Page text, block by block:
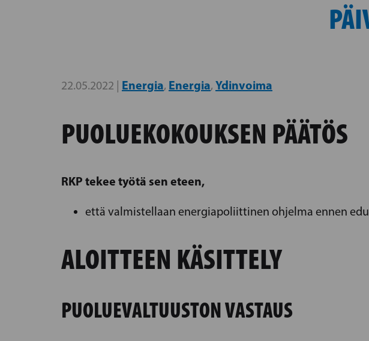
22.05.2022 | Energia, Energia, Ydinvoima
PUOLUEKOKOUKSEN PÄÄTÖS
RKP tekee työtä sen eteen,
että valmistellaan energiapoliittinen ohjelma ennen
ALOITTEEN KÄSITTELY
PUOLUEVALTUUSTON VASTAUS